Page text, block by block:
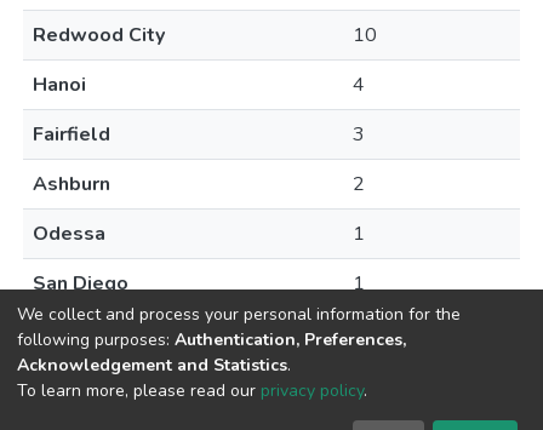
Redwood City
10
Hanoi
4
Fairfield
3
Ashburn
2
Odessa
1
San Diego
1
DSpace software copyright © 2009-2026
We collect and process your personal information for the
following purposes: Authentication, Preferences,
Acknowledgement and Statistics.
To learn more, please read our privacy policy.